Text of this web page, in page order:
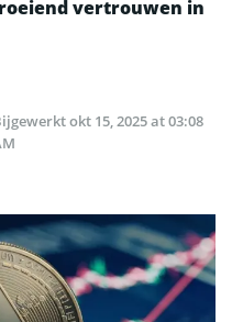
vertrouwen in
okt 15, 2025 at 03:08